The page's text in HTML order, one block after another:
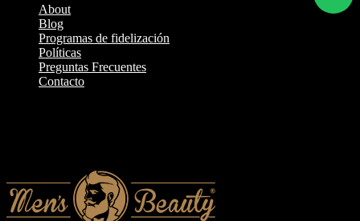
About
Blog
Programas de fidelización
Políticas
Preguntas Frecuentes
Contacto